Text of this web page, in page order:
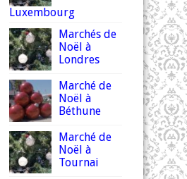
Luxembourg
Marchés de
Noël à
Londres
Marché de
Noël à
Béthune
Marché de
Noël à
Tournai